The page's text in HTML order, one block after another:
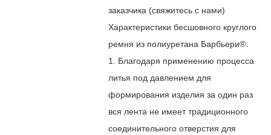
заказчика (свяжитесь с нами)
Характеристики бесшовного круглого
ремня из полиуретана Барбьери®:
1. Благодаря применению процесса
литья под давлением для
формирования изделия за один раз
вся лента не имеет традиционного
соединительного отверстия для